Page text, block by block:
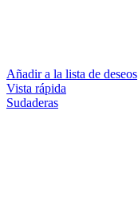
Añadir a la lista de deseos
Vista rápida
Sudaderas